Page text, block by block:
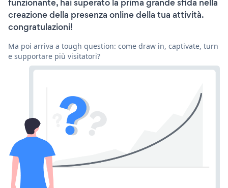
funzionante, hai superato la prima grande sfida nella
creazione della presenza online della tua attività.
congratulazioni!
Ma poi arriva a tough question: come draw in, captivate, turn
e supportare più visitatori?